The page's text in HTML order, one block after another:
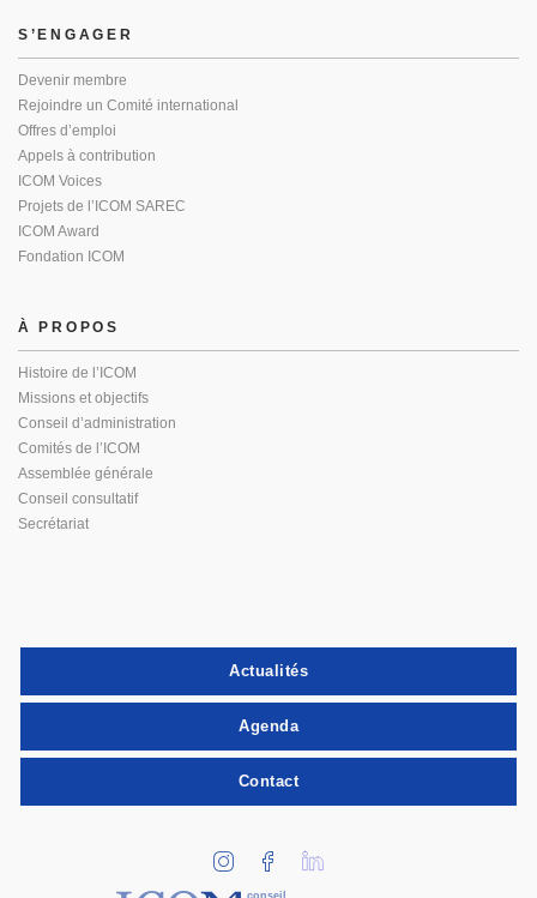
S’ENGAGER
Devenir membre
Rejoindre un Comité international
Offres d’emploi
Appels à contribution
ICOM Voices
Projets de l’ICOM SAREC
ICOM Award
Fondation ICOM
À PROPOS
Histoire de l’ICOM
Missions et objectifs
Conseil d’administration
Comités de l’ICOM
Assemblée générale
Conseil consultatif
Secrétariat
Actualités
Agenda
Contact